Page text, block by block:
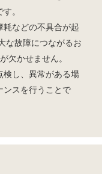
。
耗などの不具合が起
な故障につながるお
欠かせません。
検し、異常がある場
ンスを行うことで